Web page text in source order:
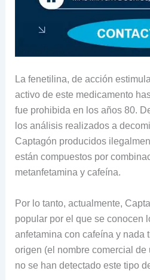
La fenetilina, de acción
activo de este medicamento
fue prohibida en los años 80.
los análisis realizados a
Captagón producidos
están compuestos por
metanfetamina y cafeína.
Por lo tanto, actualmente,
popular por el que se conocen
anfetamina con cafeína y nada
origen (el nombre comercial de
no se han detectado este tipo